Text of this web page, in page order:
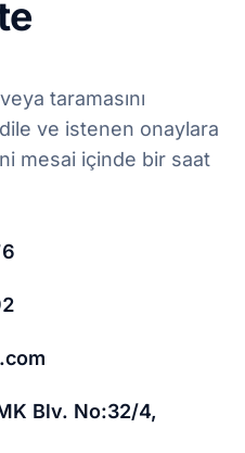
taramasını
ve istenen onaylara
mesai içinde bir saat
Blv. No:32/4,